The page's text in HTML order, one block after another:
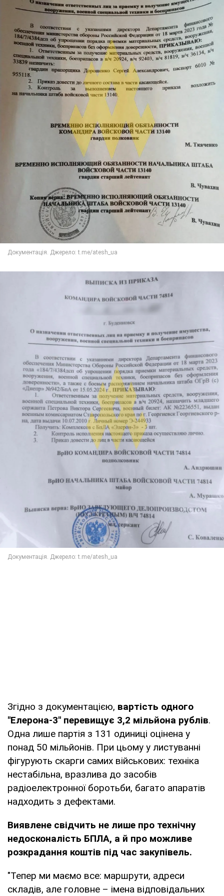
Згідно з документацією, вартість одного
"Елерона-3" перевищує 3,2 мільйона рублів.
Одна лише партія з 131 одиниці оцінена у
понад 50 мільйонів. При цьому у листуванні
фігурують скарги самих військових: техніка
нестабільна, вразлива до засобів
радіоелектронної боротьби, багато апаратів
надходить з дефектами.
Виявлене свідчить не лише про технічну
недосконалість БПЛА, а й про можливе
розкрадання коштів під час закупівель.
"Тепер ми маємо все: маршрути, адреси
складів, але головне – імена відповідальних